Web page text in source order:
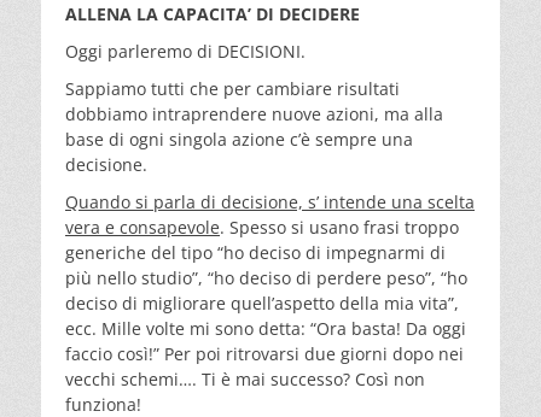
ALLENA LA CAPACITA’ DI DECIDERE
Oggi parleremo di DECISIONI.
Sappiamo tutti che per cambiare risultati
dobbiamo intraprendere nuove azioni, ma alla
base di ogni singola azione c’è sempre una
decisione.
Quando si parla di decisione, s’ intende una scelta
vera e consapevole. Spesso si usano frasi troppo
generiche del tipo “ho deciso di impegnarmi di
più nello studio”, “ho deciso di perdere peso”, “ho
deciso di migliorare quell’aspetto della mia vita”,
ecc. Mille volte mi sono detta: “Ora basta! Da oggi
faccio così!” Per poi ritrovarsi due giorni dopo nei
vecchi schemi…. Ti è mai successo? Così non
funziona!